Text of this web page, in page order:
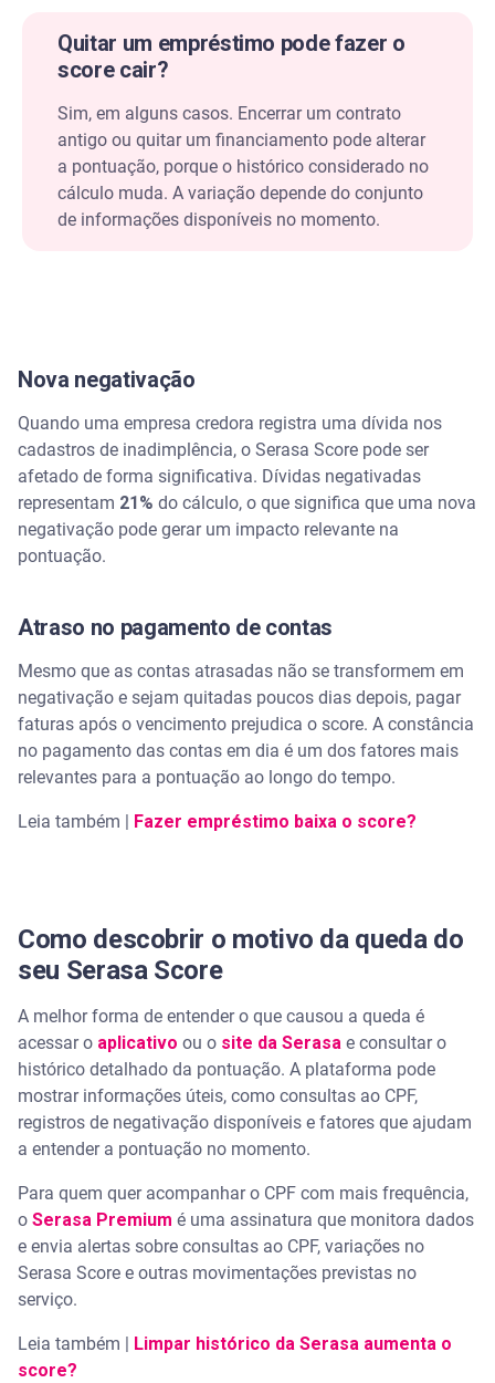
Quitar um empréstimo pode fazer o
score cair?
Sim, em alguns casos. Encerrar um contrato
antigo ou quitar um financiamento pode alterar
a pontuação, porque o histórico considerado no
cálculo muda. A variação depende do conjunto
de informações disponíveis no momento.
Nova negativação
Quando uma empresa credora registra uma dívida nos
cadastros de inadimplência, o Serasa Score pode ser
afetado de forma significativa. Dívidas negativadas
representam 21% do cálculo, o que significa que uma nova
negativação pode gerar um impacto relevante na
pontuação.
Atraso no pagamento de contas
Mesmo que as contas atrasadas não se transformem em
negativação e sejam quitadas poucos dias depois, pagar
faturas após o vencimento prejudica o score. A constância
no pagamento das contas em dia é um dos fatores mais
relevantes para a pontuação ao longo do tempo.
Leia também | Fazer empréstimo baixa o score?
Como descobrir o motivo da queda do
seu Serasa Score
A melhor forma de entender o que causou a queda é
acessar o aplicativo ou o site da Serasa e consultar o
histórico detalhado da pontuação. A plataforma pode
mostrar informações úteis, como consultas ao CPF,
registros de negativação disponíveis e fatores que ajudam
a entender a pontuação no momento.
Para quem quer acompanhar o CPF com mais frequência,
o Serasa Premium é uma assinatura que monitora dados
e envia alertas sobre consultas ao CPF, variações no
Serasa Score e outras movimentações previstas no
serviço.
Leia também |
Limpar histórico da Serasa aumenta o
score?